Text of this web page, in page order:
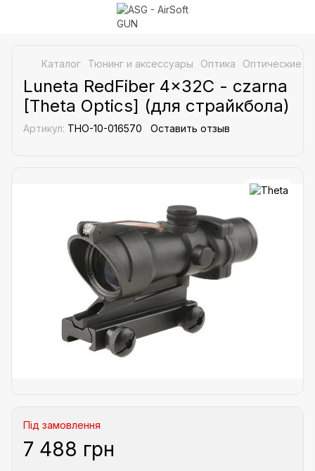
Каталог Тюнинг и аксессуары Оптика Оптические
Luneta RedFiber 4×32C - czarna
[Theta Optics] (для страйкбола)
Артикул: THO-10-016570 Оставить отзыв
Під замовлення
7 488 грн